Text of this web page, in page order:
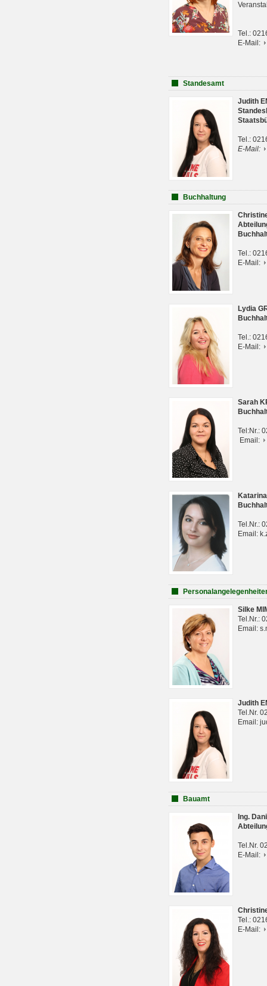
Tel.:
E-Mail:
Standesamt
Judith
Tel.:
E-Mail:
Buchhaltung
Tel.:
E-Mail:
Lydia
Tel.:
E-Mail:
Sarah
Tel:Nr.:
Email:
Tel.Nr.:
Email:
Silke
Tel.Nr.:
Email:
Judith
Tel.Nr.
Email:
Bauamt
Ing.
Tel.Nr.
E-Mail:
Tel.:
E-Mail: